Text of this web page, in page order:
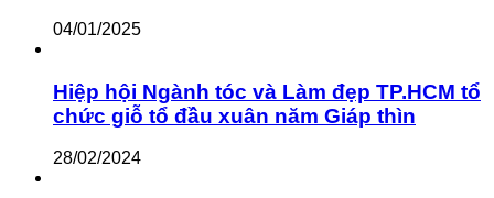
04/01/2025
Hiệp hội Ngành tóc và Làm đẹp TP.HCM tổ
chức giỗ tổ đầu xuân năm Giáp thìn
28/02/2024